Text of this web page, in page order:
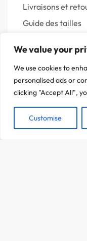
We value your
We use cookies to
personalised ads or
clicking "Accept All",
Customise
Livraisons et
Guide des tailles
Politique de
Mentions légales
On a attendu d'être sûr que
C'est OK pour vous ?